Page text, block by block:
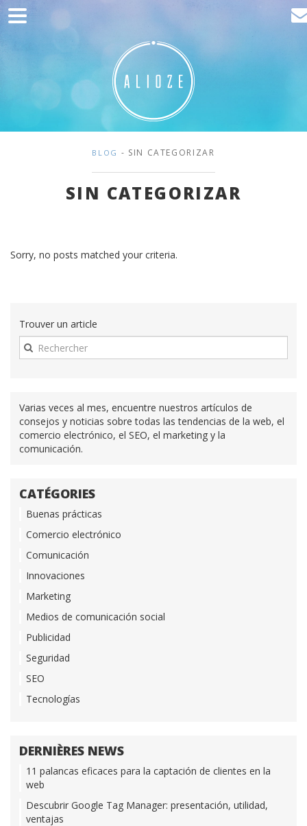
Home
Desarrollo web
Adquisición de tráfico
BLOG - SIN CATEGORIZAR
SIN CATEGORIZAR
Sorry, no posts matched your criteria.
Trouver un article
Varias veces al mes, encuentre nuestros artículos de
consejos y noticias sobre todas las tendencias de la web, el
comercio electrónico, el SEO, el marketing y la
comunicación.
CATÉGORIES
Buenas prácticas
Comercio electrónico
Comunicación
Innovaciones
Marketing
Medios de comunicación social
Publicidad
Seguridad
SEO
Tecnologías
DERNIÈRES NEWS
11 palancas eficaces para la captación de clientes en la
web
Descubrir Google Tag Manager: presentación, utilidad,
ventajas